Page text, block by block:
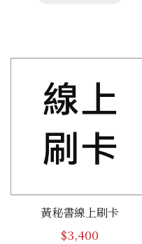
黃秘書線上刷卡
$3,400